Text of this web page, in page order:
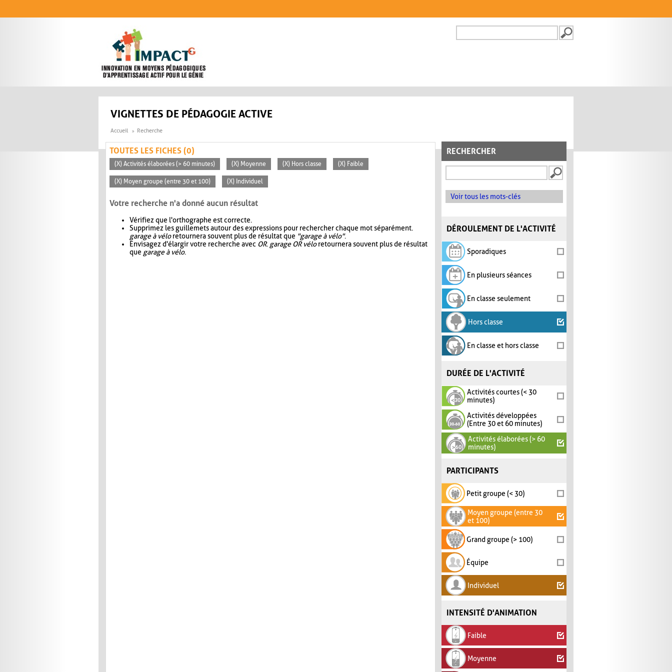
FORMULAIRE DE
VIGNETTES DE PÉDAGOGIE ACTIVE
Accueil Recherche
RECHERCHER
Voir tous les mots-clés
DÉROULEMENT DE L'ACTIVITÉ
Sporadiques
En plusieurs séances
En classe seulement
Hors classe
En classe et hors classe
DURÉE DE L'ACTIVITÉ
Activités courtes (< 30
minutes)
Activités développées
(Entre 30 et 60 minutes)
Activités élaborées (> 60
minutes)
PARTICIPANTS
Petit groupe (< 30)
Moyen groupe (entre 30
et 100)
Grand groupe (> 100)
Équipe
Individuel
INTENSITÉ D'ANIMATION
Faible
Moyenne
TOUTES LES FICHES (0)
(X) Activités élaborées (> 60 minutes) (X) Moyenne (X) Hors classe (X) Faible
(X) Moyen groupe (entre 30 et 100) (X) Individuel
Votre recherche n'a donné aucun résultat
Vérifiez que l'orthographe est correcte.
Supprimez les guillemets autour des expressions pour rechercher chaque mot séparément.
garage à véloretournera souvent plus de résultat que "garage à vélo".
Envisagez d'élargir votre recherche avec OR. garage OR véloretournera souvent plus de résultat
que garage à vélo.